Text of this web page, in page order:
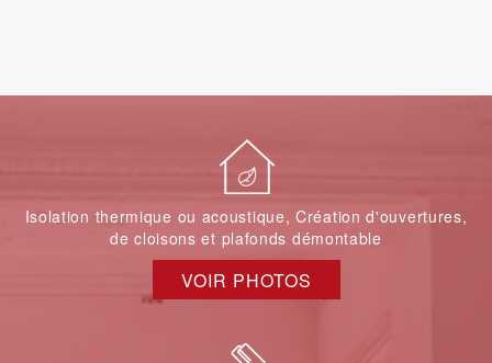
Isolation thermique ou acoustique, Création d'ouvertures,
de cloisons et plafonds démontable
VOIR PHOTOS